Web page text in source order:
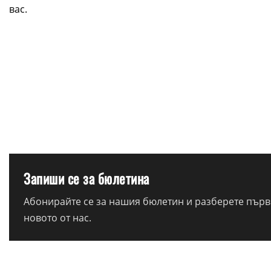
вас.
Запиши се за бюлетина
Абонирайте се за нашия бюлетин и разберете
новото от нас.